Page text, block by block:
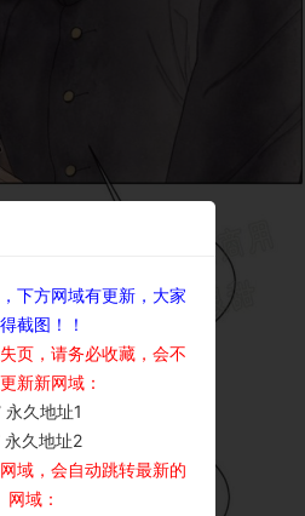
下方网域有更新，大家
截图！！
页，请务必收藏，会不
新新网域：
永久地址1
永久地址2
域，会自动跳转最新的
网域：